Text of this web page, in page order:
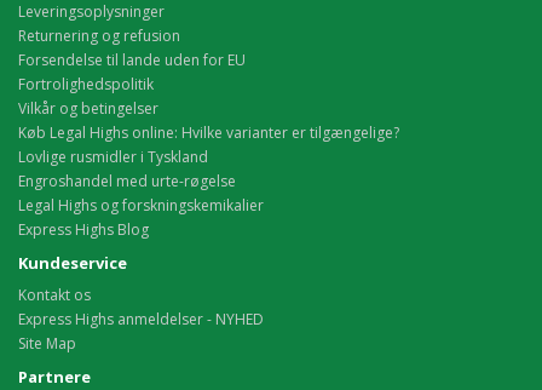
Leveringsoplysninger
Returnering og refusion
Forsendelse til lande uden for EU
Fortrolighedspolitik
Vilkår og betingelser
Køb Legal Highs online: Hvilke varianter er tilgængelige?
Lovlige rusmidler i Tyskland
Engroshandel med urte-røgelse
Legal Highs og forskningskemikalier
Express Highs Blog
Kundeservice
Kontakt os
Express Highs anmeldelser - NYHED
Site Map
Partnere